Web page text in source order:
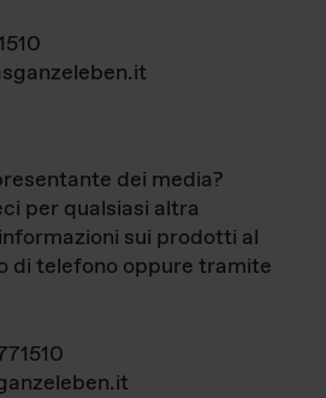
dei media?
per qualsiasi altra
sui prodotti al
di telefono oppure tramite